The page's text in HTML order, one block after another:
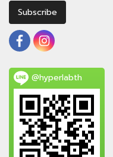
Subscribe
@hyperlabth